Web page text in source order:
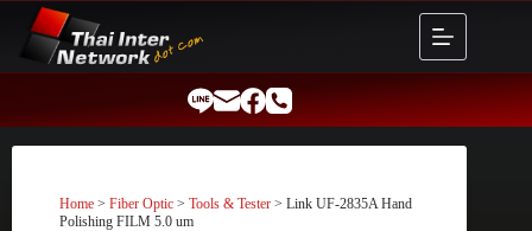
content
Home > Fiber Optic > Tools & Tester > Link UF-2835A Hand
Polishing FILM 5.0 um